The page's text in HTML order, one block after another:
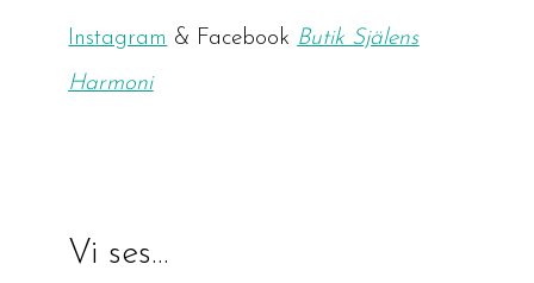
Instagram & Facebook Butik Själens
Harmoni
Vi ses…